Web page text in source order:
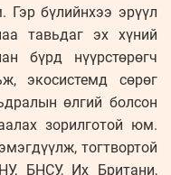
бүлийнхээ эрүүл
тавьдаг эх хүний
бүрд нүүрстөрөгч
экосистемд сөрөг
өлгий болсон
зорилготой юм.
тогтвортой
БНСУ, Их Британи,